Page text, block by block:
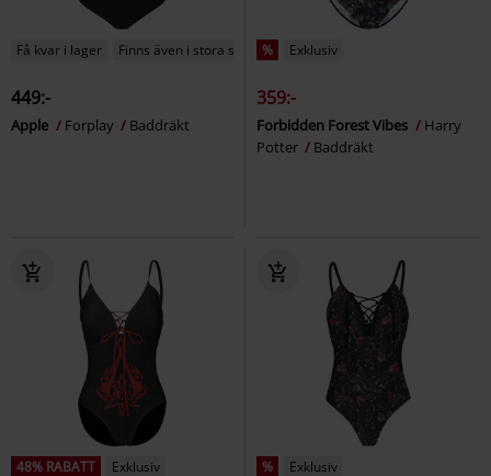
Få kvar i lager Finns även i stora storlekar
449:-
Apple Forplay Baddräkt
% Exklusiv
359:-
Forbidden Forest Vibes
Harry
Potter
Baddräkt
48% RABATT
Exklusiv
% Exklusiv